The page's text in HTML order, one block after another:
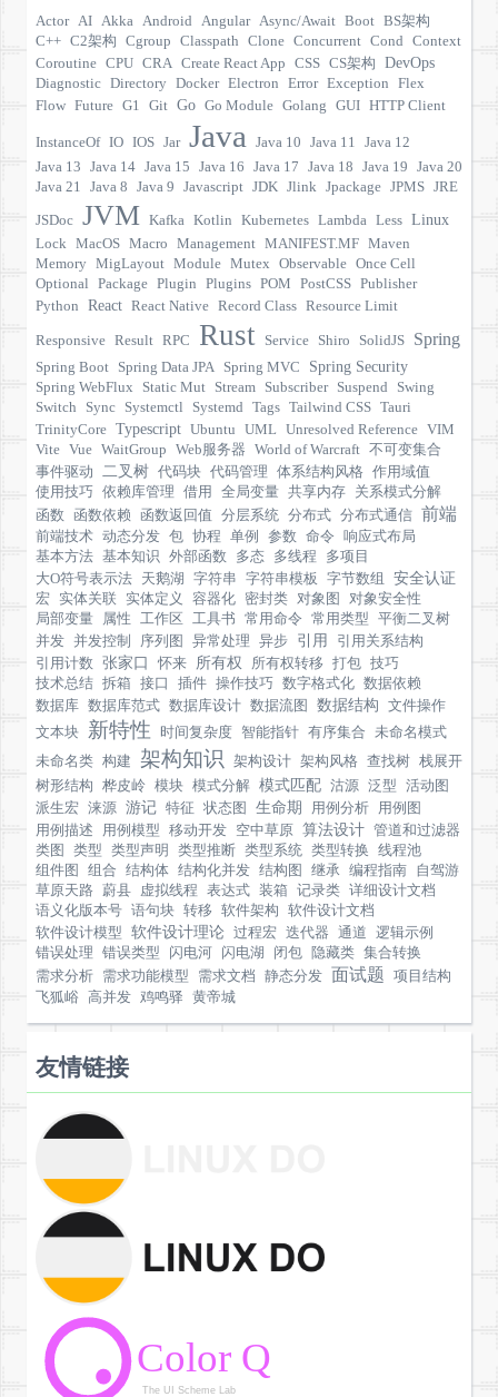
Actor AI Akka Android Angular Async/Await Boot BS架构
C++ C2架构 Cgroup Classpath Clone Concurrent Cond
Context
Coroutine CPU CRA Create React App CSS CS架构 DevOps
Diagnostic Directory Docker Electron Error Exception
Flex
Flow Future G1 Git Go Go Module Golang GUI HTTP Client
InstanceOf IO IOS Jar Java Java 10 Java 11
Java 12
Java 13
Java 14 Java 15 Java 16 Java 17 Java 18 Java 19
Java 20
Java 21
Java 8 Java 9 Javascript JDK Jlink Jpackage JPMS JRE
JSDoc JVM Kafka Kotlin Kubernetes Lambda Less Linux
Lock MacOS Macro Management MANIFEST.MF Maven
Memory MigLayout Module Mutex Observable Once Cell
Optional
Package Plugin Plugins POM PostCSS Publisher
Python
React React Native Record Class Resource Limit
Responsive Result RPC Rust Service Shiro SolidJS Spring
Spring Boot Spring Data JPA Spring MVC Spring Security
Spring WebFlux Static Mut Stream Subscriber Suspend
Swing
Switch
Sync Systemctl Systemd Tags Tailwind CSS Tauri
TrinityCore Typescript Ubuntu UML Unresolved Reference VIM
Vite Vue WaitGroup Web服务器 World of Warcraft 不可变集合
事件驱动
二叉树 代码块 代码管理 体系结构风格 作用域值
使用技巧
依赖库管理 借用 全局变量 共享内存
关系模式分解
函数
函数依赖 函数返回值 分层系统 分布式 分布式通信 前端
前端技术 动态分发 包 协程 单例 参数 命令
响应式布局
基本方法 基本知识 外部函数 多态 多线程
多项目
大O符号表示法
天鹅湖 字符串 字符串模板 字节数组 安全认证
宏 实体关联 实体定义 容器化 密封类 对象图
对象安全性
局部变量
属性 工作区 工具书 常用命令 常用类型
平衡二叉树
并发 并发控制 序列图 异常处理 异步 引用
引用关系结构
引用计数
张家口 怀来 所有权 所有权转移 打包 技巧
技术总结 拆箱 接口 插件 操作技巧 数字格式化 数据依赖
数据库 数据库范式 数据库设计 数据流图 数据结构
文件操作
文本块
新特性 时间复杂度 智能指针 有序集合
未命名模式
未命名类 构建 架构知识 架构设计 架构风格 查找树 栈展开
树形结构
桦皮岭 模块 模式分解 模式匹配 沽源 泛型
活动图
派生宏 涞源 游记 特征 状态图 生命期 用例分析
用例图
用例描述
用例模型 移动开发 空中草原 算法设计 管道和过滤器
类图
类型 类型声明 类型推断 类型系统 类型转换
线程池
组件图
组合 结构体 结构化并发 结构图 继承 编程指南
自驾游
草原天路
蔚县 虚拟线程 表达式 装箱 记录类 详细设计文档
语义化版本号 语句块 转移 软件架构
软件设计文档
软件设计模型
软件设计理论 过程宏 迭代器 通道
逻辑示例
错误处理
错误类型 闪电河 闪电湖 闭包 隐藏类 集合转换
需求分析
需求功能模型 需求文档 静态分发 面试题
项目结构
飞狐峪
高并发 鸡鸣驿 黄帝城
友情链接